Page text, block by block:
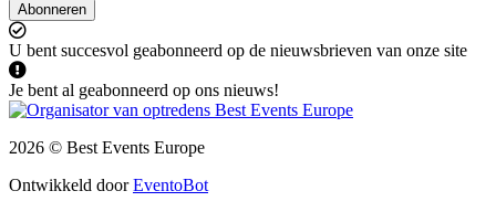
Abonneren
U bent succesvol geabonneerd op de nieuwsbrieven van onze site
Je bent al geabonneerd op ons nieuws!
2026 © Best Events Europe
Ontwikkeld doorEventoBot